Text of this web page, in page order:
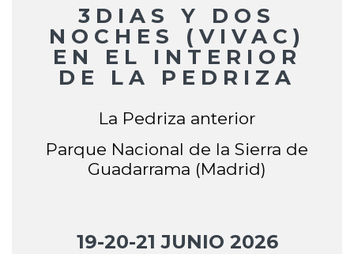
3DIAS Y DOS
NOCHES (VIVAC)
EN EL INTERIOR
DE LA PEDRIZA
La Pedriza anterior
Parque Nacional de la Sierra de
Guadarrama (Madrid)
19-20-21 JUNIO 2026